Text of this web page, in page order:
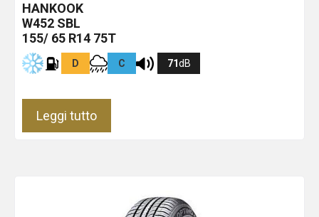
HANKOOK
W452 SBL
155/ 65 R14 75T
D C 71dB
Leggi tutto